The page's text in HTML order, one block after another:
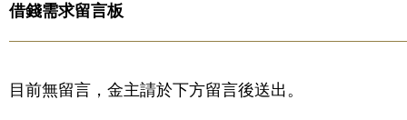
借錢需求留言板
目前無留言，金主請於下方留言後送出。